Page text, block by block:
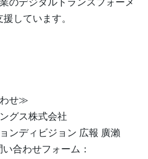
のデジタルトランスフォーメ
しています。
せ≫
グス株式会社
ンディビジョン 広報 廣瀨
合わせフォーム：